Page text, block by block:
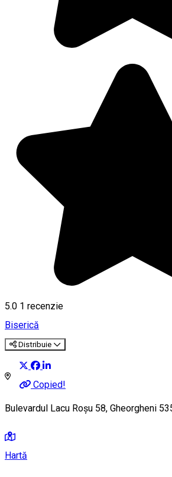
5.0 1 recenzie
Biserică
Distribuie
Copied!
Bulevardul Lacu Roşu 58, Gheorgheni
Hartă